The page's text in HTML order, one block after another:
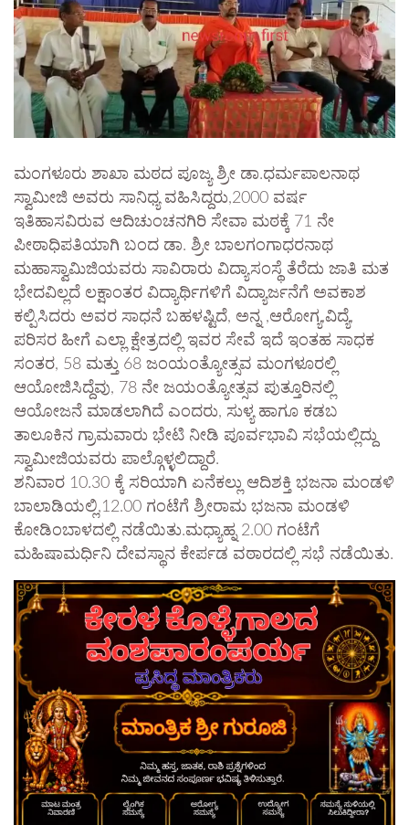
ಮಂಗಳೂರು ಶಾಖಾ ಮಠದ ಪೂಜ್ಯ ಶ್ರೀ ಡಾ.ಧರ್ಮಪಾಲನಾಥ
ಸ್ವಾಮೀಜಿ ಅವರು ಸಾನಿಧ್ಯ ವಹಿಸಿದ್ದರು,2000 ವರ್ಷ
ಇತಿಹಾಸವಿರುವ ಆದಿಚುಂಚನಗಿರಿ ಸೇವಾ ಮಠಕ್ಕೆ 71 ನೇ
ಪೀಠಾಧಿಪತಿಯಾಗಿ ಬಂದ ಡಾ. ಶ್ರೀ ಬಾಲಗಂಗಾಧರನಾಥ
ಮಹಾಸ್ವಾಮಿಜಿಯವರು ಸಾವಿರಾರು ವಿದ್ಯಾಸಂಸ್ಥೆ ತೆರೆದು ಜಾತಿ ಮತ
ಭೇದವಿಲ್ಲದೆ ಲಕ್ಷಾಂತರ ವಿದ್ಯಾರ್ಥಿಗಳಿಗೆ ವಿದ್ಯಾರ್ಜನೆಗೆ ಅವಕಾಶ
ಕಲ್ಪಿಸಿದರು ಅವರ ಸಾಧನೆ ಬಹಳಷ್ಟಿದೆ, ಅನ್ನ ,ಆರೋಗ್ಯ,ವಿದ್ಯೆ,
ಪರಿಸರ ಹೀಗೆ ಎಲ್ಲಾ ಕ್ಷೇತ್ರದಲ್ಲಿ ಇವರ ಸೇವೆ ಇದೆ ಇಂತಹ ಸಾಧಕ
ಸಂತರ, 58 ಮತ್ತು 68 ಜಂಯಂತ್ಯೋತ್ಸವ ಮಂಗಳೂರಲ್ಲಿ
ಆಯೋಜಿಸಿದ್ದೆವು, 78 ನೇ ಜಯಂತ್ಯೋತ್ಸವ ಪುತ್ತೂರಿನಲ್ಲಿ
ಆಯೋಜನೆ ಮಾಡಲಾಗಿದೆ ಎಂದರು, ಸುಳ್ಯ ಹಾಗೂ ಕಡಬ
ತಾಲೂಕಿನ ಗ್ರಾಮವಾರು ಭೇಟಿ ನೀಡಿ ಪೂರ್ವಭಾವಿ ಸಭೆಯಲ್ಲಿದ್ದು
ಸ್ವಾಮೀಜಿಯವರು ಪಾಲ್ಗೊಳ್ಳಲಿದ್ದಾರೆ.
ಶನಿವಾರ 10.30 ಕ್ಕೆ ಸರಿಯಾಗಿ ಏನೆಕಲ್ಲು ಆದಿಶಕ್ತಿ ಭಜನಾ ಮಂಡಳಿ
ಬಾಲಾಡಿಯಲ್ಲಿ,12.00 ಗಂಟೆಗೆ ಶ್ರೀರಾಮ ಭಜನಾ ಮಂಡಳಿ
ಕೋಡಿಂಬಾಳದಲ್ಲಿ ನಡೆಯಿತು.ಮಧ್ಯಾಹ್ನ 2.00 ಗಂಟೆಗೆ
ಮಹಿಷಾಮರ್ಧಿನಿ ದೇವಸ್ಥಾನ ಕೇರ್ಪಡ ವಠಾರದಲ್ಲಿ ಸಭೆ ನಡೆಯಿತು.